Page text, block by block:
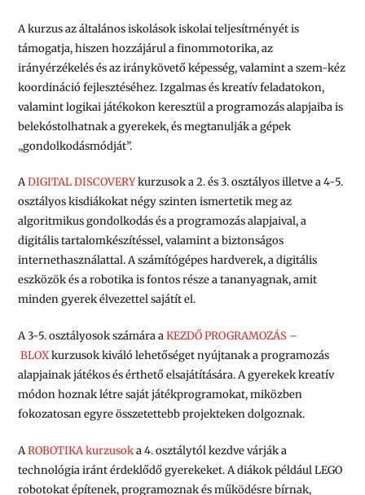
A kurzus az általános iskolások iskolai teljesítményét is
támogatja, hiszen hozzájárul a finommotorika, az
irányérzékelés és az iránykövető képesség, valamint a szem-kéz
koordináció fejlesztéséhez. Izgalmas és kreatív feladatokon,
valamint logikai játékokon keresztül a programozás alapjaiba is
belekóstolhatnak a gyerekek, és megtanulják a gépek
„gondolkodásmódját”.
ADIGITAL DISCOVERYkurzusok a 2. és 3. osztályos illetve a 4-5.
osztályos kisdiákokat négy szinten ismertetik meg az
algoritmikus gondolkodás és a programozás alapjaival, a
digitális tartalomkészítéssel, valamint a biztonságos
internethasználattal. A számítógépes hardverek, a digitális
eszközök és a robotika is fontos része a tananyagnak, amit
minden gyerek élvezettel sajátít el.
A 3-5. osztályosok számára aKEZDŐ PROGRAMOZÁS –
BLOXkurzusok kiváló lehetőséget nyújtanak a programozás
alapjainak játékos és érthető elsajátítására. A gyerekek kreatív
módon hoznak létre saját játékprogramokat, miközben
fokozatosan egyre összetettebb projekteken dolgoznak.
AROBOTIKA kurzusoka 4. osztálytól kezdve várják a
technológia iránt érdeklődő gyerekeket. A diákok például LEGO
robotokat építenek, programoznak és működésre bírnak,